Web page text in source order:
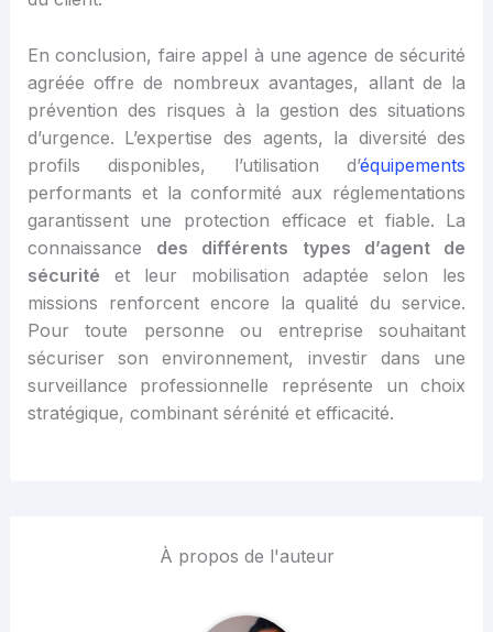
En conclusion, faire appel à une agence de sécurité
agréée offre de nombreux avantages, allant de la
prévention des risques à la gestion des situations
d’urgence. L’expertise des agents, la diversité des
profils disponibles, l’utilisation d’équipements
performants et la conformité aux réglementations
garantissent une protection efficace et fiable. La
connaissance des différents types d’agent de
sécurité et leur mobilisation adaptée selon les
missions renforcent encore la qualité du service.
Pour toute personne ou entreprise souhaitant
sécuriser son environnement, investir dans une
surveillance professionnelle représente un choix
stratégique, combinant sérénité et efficacité.
À propos de l'auteur